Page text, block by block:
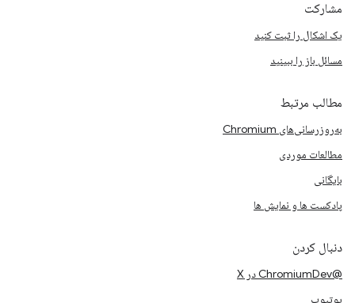
مشارکت
یک اشکال را ثبت کنید
مسائل باز را ببینید
مطالب مرتبط
به‌روزرسانی‌های Chromium
مطالعات موردی
بایگانی
پادکست ها و نمایش ها
دنبال کردن
@ChromiumDev در X
یوتیوب